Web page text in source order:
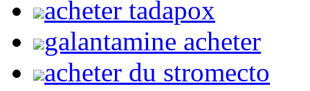
acheter tadapox
galantamine acheter
acheter du stromecto